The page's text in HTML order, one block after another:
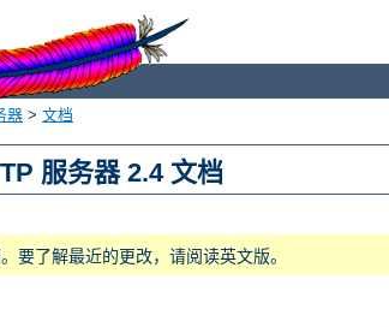
器 > 文档
服务器 2.4 文档
要了解最近的更改，请阅读英文版。